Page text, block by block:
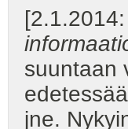
suuntaan
jne.